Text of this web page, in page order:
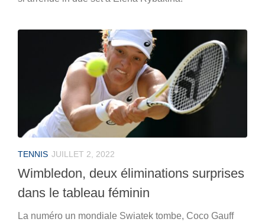
TENNIS JUILLET 2, 2022
Wimbledon, deux éliminations surprises
dans le tableau féminin
La numéro un mondiale Swiatek tombe, Coco Gauff